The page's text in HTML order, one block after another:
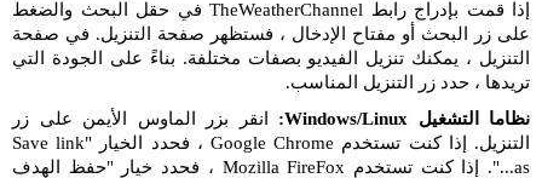
إذا قمت بإدراج رابط TheWeatherChannel في حقل البحث والضغط
على زر البحث أو مفتاح الإدخال ، فستظهر صفحة التنزيل. في صفحة
التنزيل ، يمكنك تنزيل الفيديو بصفات مختلفة. بناءً على الجودة التي
تريدها ، حدد زر التنزيل المناسب.
نظاما التشغيل Windows/Linux:
انقر بزر الماوس الأيمن على زر
التنزيل. إذا كنت تستخدم Google Chrome ، فحدد الخيار "Save link
as...". إذا كنت تستخدم Mozilla FireFox ، فحدد خيار "حفظ الهدف